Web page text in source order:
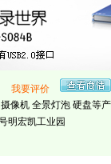
我要评价
像机 全景灯泡 硬盘等
明宏凯工业园